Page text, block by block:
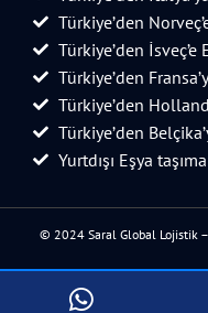
Türkiye’den
Türkiye’den İsveç’e
Türkiye’den
Türkiye’den
Türkiye’den
Yurtdışı Eşya
© 2024 Saral Global Lojistik
Tasarım ve